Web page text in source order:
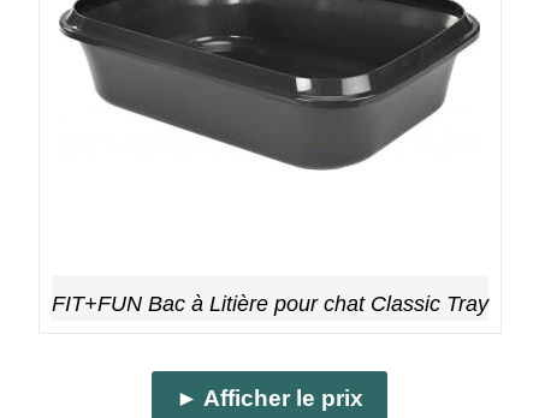
FIT+FUN Bac à Litière pour chat Classic Tray
► Afficher le prix